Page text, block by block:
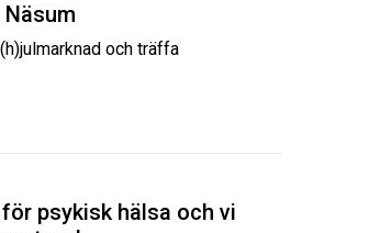
och träffa
psykisk hälsa och vi